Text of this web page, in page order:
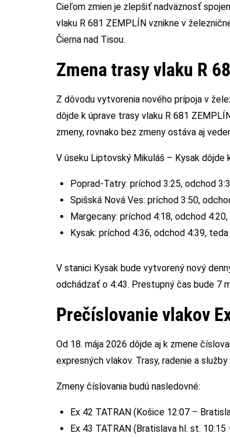
Cieľom zmien je zlepšiť nadväznosť
vlaku R 681 ZEMPLÍN vznikne v
Čierna nad Tisou.
Zmena trasy vlaku R
Z dôvodu vytvorenia nového prípoja v
dôjde k úprave trasy vlaku R 681
zmeny, rovnako bez zmeny ostáva aj
V úseku Liptovský Mikuláš – Kysak
Poprad-Tatry: príchod 3:25, odchod
Spišská Nová Ves: príchod 3:50,
Margecany: príchod 4:18, odchod
Kysak: príchod 4:36, odchod 4:39,
V stanici Kysak bude vytvorený nový
odchádzať o 4:43. Prestupný čas bude 7
Prečíslovanie vlakov
Od 18. mája 2026 dôjde aj k zmene
expresných vlakov. Trasy, radenie a
Zmeny číslovania budú nasledovné:
Ex 42 TATRAN (Košice 12:07 –
Ex 43 TATRAN (Bratislava hl. st.